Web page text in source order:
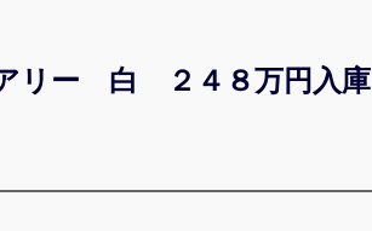
アリー 白 ２４８万円入庫